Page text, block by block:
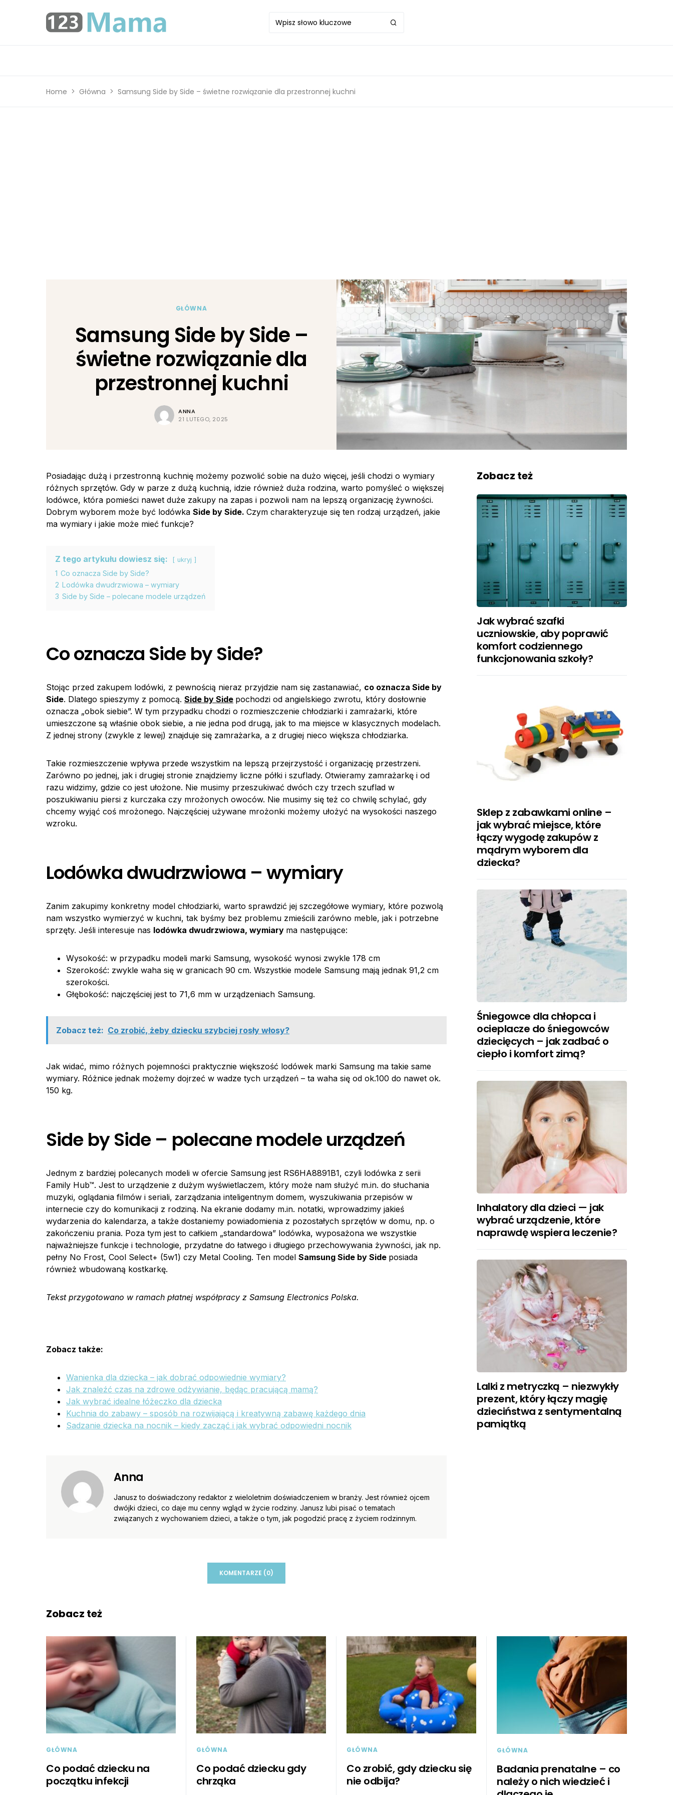
Home Główna Samsung Side by Side – świetne rozwiązanie dla przestronnej kuchni
GŁÓWNA
Samsung Side by Side –
świetne rozwiązanie dla
przestronnej kuchni
ANNA
21 LUTEGO, 2025
Posiadając dużą i przestronną kuchnię możemy pozwolić sobie na dużo więcej, jeśli chodzi o wymiary
różnych sprzętów. Gdy w parze z dużą kuchnią, idzie również duża rodzina, warto pomyśleć o większej
lodówce, która pomieści nawet duże zakupy na zapas i pozwoli nam na lepszą organizację żywności.
Dobrym wyborem może być lodówka Side by Side. Czym charakteryzuje się ten rodzaj urządzeń, jakie
ma wymiary i jakie może mieć funkcje?
Z tego artykułu dowiesz się: ukryj
1 Co oznacza Side by Side?
2 Lodówka dwudrzwiowa – wymiary
3 Side by Side – polecane modele urządzeń
Co oznacza Side by Side?
Stojąc przed zakupem lodówki, z pewnością nieraz przyjdzie nam się zastanawiać, co oznacza Side by
Side. Dlatego spieszymy z pomocą. Side by Side pochodzi od angielskiego zwrotu, który dosłownie
oznacza „obok siebie”. W tym przypadku chodzi o rozmieszczenie chłodziarki i zamrażarki, które
umieszczone są właśnie obok siebie, a nie jedna pod drugą, jak to ma miejsce w klasycznych modelach.
Z jednej strony (zwykle z lewej) znajduje się zamrażarka, a z drugiej nieco większa chłodziarka.
Takie rozmieszczenie wpływa przede wszystkim na lepszą przejrzystość i organizację przestrzeni.
Zarówno po jednej, jak i drugiej stronie znajdziemy liczne półki i szuflady. Otwieramy zamrażarkę i od
razu widzimy, gdzie co jest ułożone. Nie musimy przeszukiwać dwóch czy trzech szuflad w
poszukiwaniu piersi z kurczaka czy mrożonych owoców. Nie musimy się też co chwilę schylać, gdy
chcemy wyjąć coś mrożonego. Najczęściej używane mrożonki możemy ułożyć na wysokości naszego
wzroku.
Lodówka dwudrzwiowa – wymiary
Zanim zakupimy konkretny model chłodziarki, warto sprawdzić jej szczegółowe wymiary, które pozwolą
nam wszystko wymierzyć w kuchni, tak byśmy bez problemu zmieścili zarówno meble, jak i potrzebne
sprzęty. Jeśli interesuje nas lodówka dwudrzwiowa, wymiary ma następujące:
Wysokość: w przypadku modeli marki Samsung, wysokość wynosi zwykle 178 cm
Szerokość: zwykle waha się w granicach 90 cm. Wszystkie modele Samsung mają jednak 91,2 cm
szerokości.
Głębokość: najczęściej jest to 71,6 mm w urządzeniach Samsung.
Zobacz też: Co zrobić, żeby dziecku szybciej rosły włosy?
Jak widać, mimo różnych pojemności praktycznie większość lodówek marki Samsung ma takie same
wymiary. Różnice jednak możemy dojrzeć w wadze tych urządzeń – ta waha się od ok.100 do nawet ok.
150 kg.
Side by Side – polecane modele urządzeń
Jednym z bardziej polecanych modeli w ofercie Samsung jest RS6HA8891B1, czyli lodówka z serii
Family Hub™. Jest to urządzenie z dużym wyświetlaczem, który może nam służyć m.in. do słuchania
muzyki, oglądania filmów i seriali, zarządzania inteligentnym domem, wyszukiwania przepisów w
internecie czy do komunikacji z rodziną. Na ekranie dodamy m.in. notatki, wprowadzimy jakieś
wydarzenia do kalendarza, a także dostaniemy powiadomienia z pozostałych sprzętów w domu, np. o
zakończeniu prania. Poza tym jest to całkiem „standardowa” lodówka, wyposażona we wszystkie
najważniejsze funkcje i technologie, przydatne do łatwego i długiego przechowywania żywności, jak np.
pełny No Frost, Cool Select+ (5w1) czy Metal Cooling. Ten model Samsung Side by Side posiada
również wbudowaną kostkarkę.
Tekst przygotowano w ramach płatnej współpracy z Samsung Electronics Polska.
Zobacz także:
Wanienka dla dziecka – jak dobrać odpowiednie wymiary?
Jak znaleźć czas na zdrowe odżywianie, będąc pracującą mamą?
Jak wybrać idealne łóżeczko dla dziecka
Kuchnia do zabawy – sposób na rozwijającą i kreatywną zabawę każdego dnia
Sadzanie dziecka na nocnik – kiedy zacząć i jak wybrać odpowiedni nocnik
Anna
Janusz to doświadczony redaktor z wieloletnim doświadczeniem w branży. Jest również ojcem
dwójki dzieci, co daje mu cenny wgląd w życie rodziny. Janusz lubi pisać o tematach
związanych z wychowaniem dzieci, a także o tym, jak pogodzić pracę z życiem rodzinnym.
KOMENTARZE (0)
Zobacz też
Jak wybrać szafki
uczniowskie, aby poprawić
komfort codziennego
funkcjonowania szkoły?
Sklep z zabawkami online –
jak wybrać miejsce, które
łączy wygodę zakupów z
mądrym wyborem dla
dziecka?
Śniegowce dla chłopca i
ocieplacze do śniegowców
dziecięcych – jak zadbać o
ciepło i komfort zimą?
Inhalatory dla dzieci — jak
wybrać urządzenie, które
naprawdę wspiera leczenie?
Lalki z metryczką – niezwykły
prezent, który łączy magię
dzieciństwa z sentymentalną
pamiątką
Zobacz też
GŁÓWNA
Co podać dziecku na
początku infekcji
GŁÓWNA
Co podać dziecku gdy
chrząka
GŁÓWNA
Co zrobić, gdy dziecku się
nie odbija?
GŁÓWNA
Badania prenatalne – co
należy o nich wiedzieć i